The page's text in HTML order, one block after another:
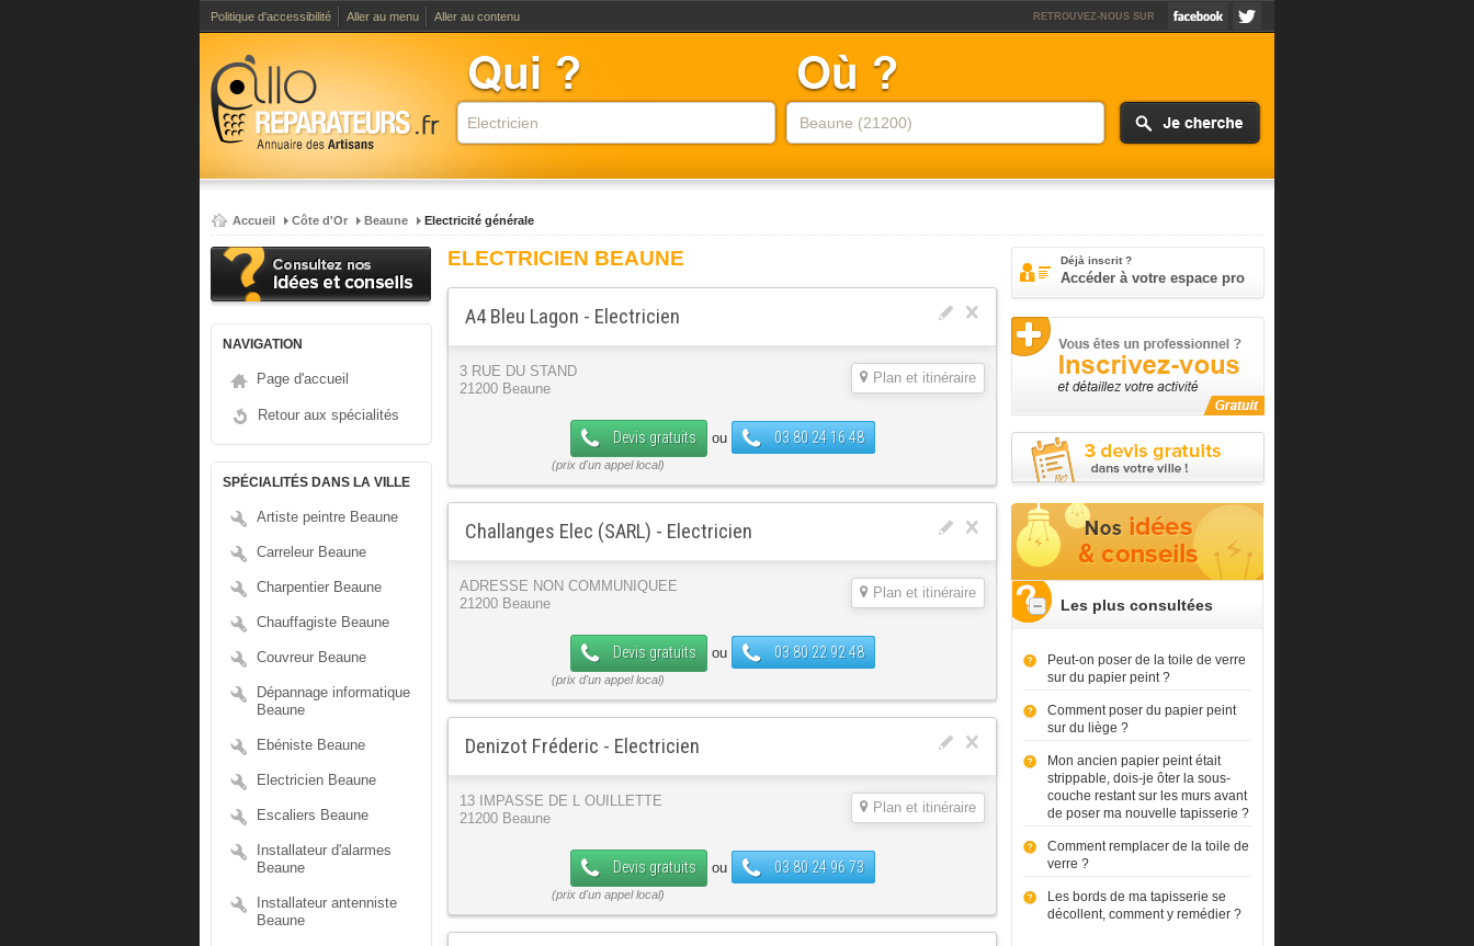
Politique d'accessibilité Aller au menu Aller au contenu RETROUVEZ-NOUS SUR
Accueil Côte d'Or Beaune Electricité générale
NAVIGATION
Page d'accueil
Retour aux spécialités
SPÉCIALITÉS DANS LA VILLE
Artiste peintre Beaune
Carreleur Beaune
Charpentier Beaune
Chauffagiste Beaune
Couvreur Beaune
Dépannage informatique
Beaune
Ebéniste Beaune
Electricien Beaune
Escaliers Beaune
Installateur d'alarmes
Beaune
Installateur antenniste
Beaune
ELECTRICIEN BEAUNE
A4 Bleu Lagon - Electricien
Plan et itinéraire
3 RUE DU STAND
21200 Beaune
Devis gratuits ou 03 80 24 16 48
Challanges Elec (SARL) - Electricien
Plan et itinéraire
ADRESSE NON COMMUNIQUEE
21200 Beaune
Devis gratuits ou 03 80 22 92 48
Denizot Fréderic - Electricien
Plan et itinéraire
13 IMPASSE DE L OUILLETTE
21200 Beaune
Devis gratuits ou 03 80 24 96 73
Déjà inscrit ?
Accéder à votre espace pro
Les plus consultées
Peut-on poser de la toile de verre
sur du papier peint ?
Comment poser du papier peint
sur du liège ?
Mon ancien papier peint était
strippable, dois-je ôter la sous-
couche restant sur les murs avant
de poser ma nouvelle tapisserie ?
Comment remplacer de la toile de
verre ?
Les bords de ma tapisserie se
décollent, comment y remédier ?